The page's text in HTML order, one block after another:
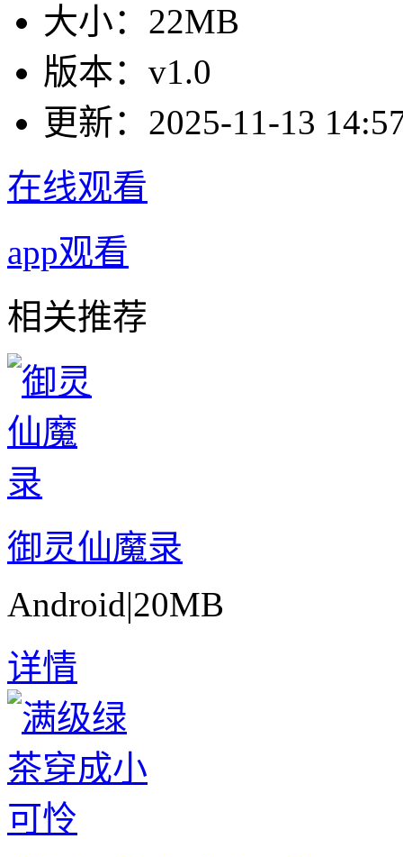
大小：22MB
版本：v1.0
更新：2025-11-13
在线观看
app观看
相关推荐
御灵仙魔录
Android|20MB
详情